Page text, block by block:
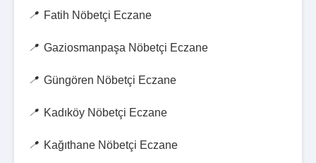
Fatih Nöbetçi Eczane
Gaziosmanpaşa Nöbetçi Eczane
Güngören Nöbetçi Eczane
Kadıköy Nöbetçi Eczane
Kağıthane Nöbetçi Eczane